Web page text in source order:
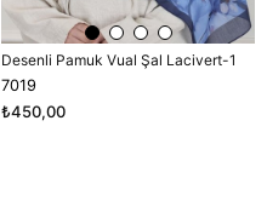
Desenli Pamuk Vual Şal Lacivert-1
7019
₺450,00